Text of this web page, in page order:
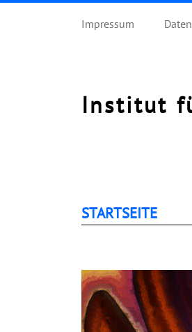
Impressum
Institut
STARTSEITE